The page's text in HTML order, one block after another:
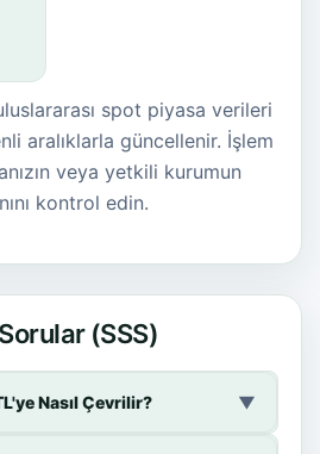
spot piyasa verileri
aralıklarla güncellenir. İşlem
veya yetkili kurumun
kontrol edin.
(SSS)
Nasıl Çevrilir? ▼